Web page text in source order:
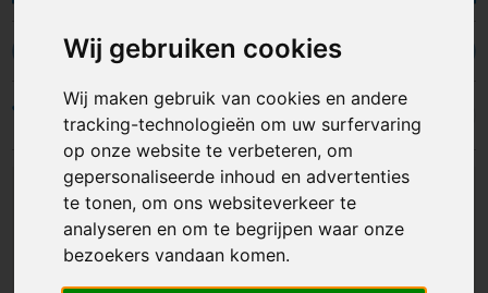
Wij gebruiken cookies
Wij maken gebruik van cookies en andere
tracking-technologieën om uw surfervaring
op onze website te verbeteren, om
gepersonaliseerde inhoud en advertenties
te tonen, om ons websiteverkeer te
analyseren en om te begrijpen waar onze
bezoekers vandaan komen.
je medewerkers, klanten of bezoekers.
Heupflessen Waterflessen
Filters